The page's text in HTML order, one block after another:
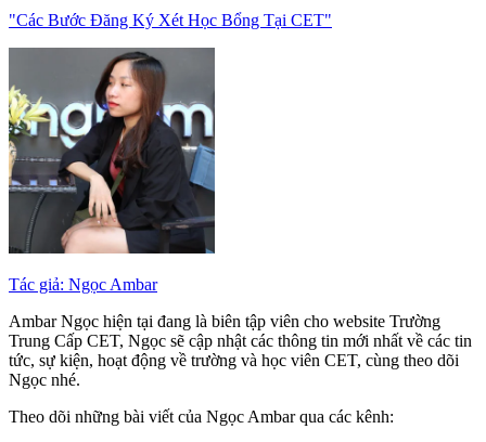
"Các Bước Đăng Ký Xét Học Bổng Tại CET"
Tác giả: Ngọc Ambar
Ambar Ngọc hiện tại đang là biên tập viên cho website Trường
Trung Cấp CET, Ngọc sẽ cập nhật các thông tin mới nhất về các tin
tức, sự kiện, hoạt động về trường và học viên CET, cùng theo dõi
Ngọc nhé.
Theo dõi những bài viết của Ngọc Ambar qua các kênh: